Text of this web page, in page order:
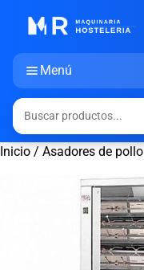
Menú
Inicio / Asadores de pollo